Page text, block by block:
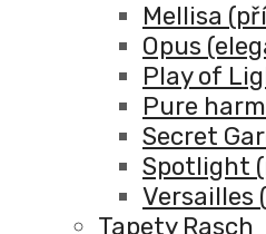
Mellisa
Opus
Play of
Pure
Secret
Spotlight
Versailles
Tapety Rasch